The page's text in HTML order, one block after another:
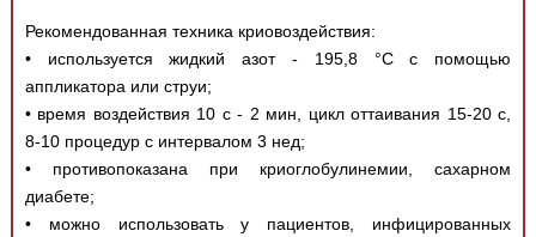
Рекомендованная техника криовоздействия:
• используется жидкий азот - 195,8 °С с помощью
аппликатора или струи;
• время воздействия 10 с - 2 мин, цикл оттаивания 15-20 с,
8-10 процедур с интервалом 3 нед;
• противопоказана при криоглобулинемии, сахарном
диабете;
• можно использовать у пациентов, инфицированных